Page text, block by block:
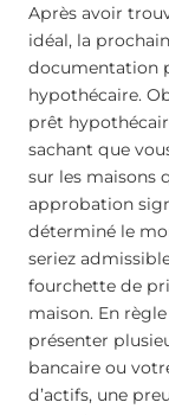
Après avoir
idéal, la
documentation
hypothécaire.
prêt
sachant que
sur les maisons
approbation
déterminé le
seriez
fourchette de
maison. En
présenter
bancaire ou
d’actifs, une